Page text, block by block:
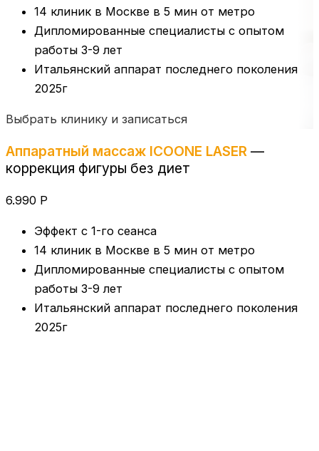
14 клиник в Москве в 5 мин от метро
Дипломированные специалисты с опытом
работы 3-9 лет
Итальянский аппарат последнего поколения
2025г
Выбрать клинику и записаться
Аппаратный массаж ICOONE LASER —
коррекция фигуры без диет
6.990 Р
Эффект с 1-го сеанса
14 клиник в Москве в 5 мин от метро
Дипломированные специалисты с опытом
работы 3-9 лет
Итальянский аппарат последнего поколения
2025г